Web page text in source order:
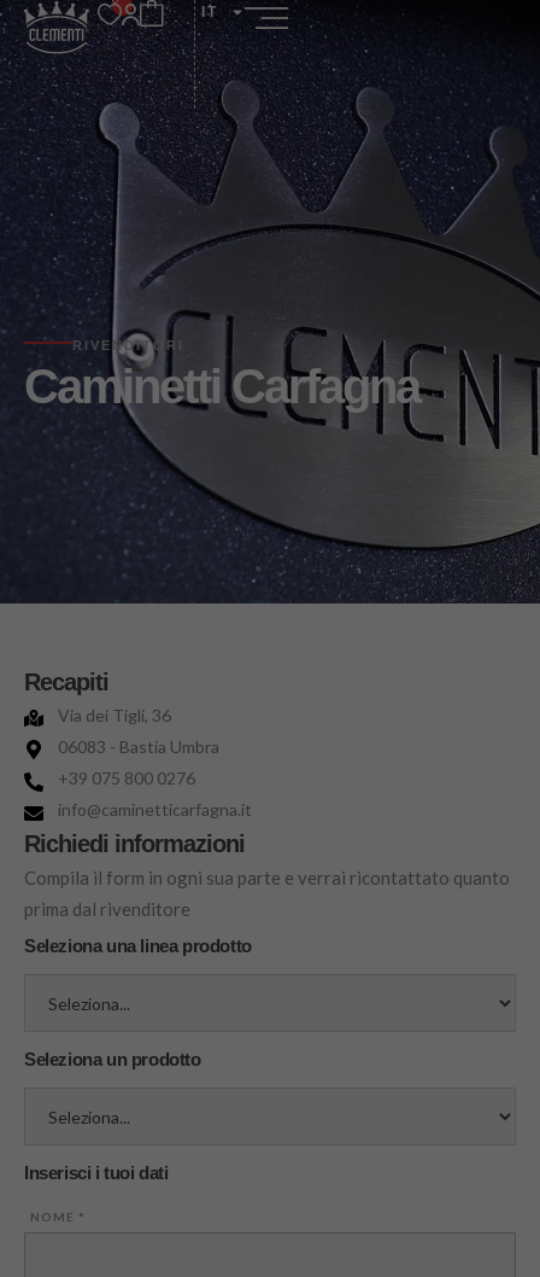
IT
RIVENDITORI
Caminetti Carfagna
Recapiti
Via dei Tigli, 36
06083 - Bastia Umbra
+39 075 800 0276
info@caminetticarfagna.it
Richiedi informazioni
Compila il form in ogni sua parte e verrai ricontattato quanto
prima dal rivenditore
Seleziona una linea prodotto
Seleziona un prodotto
Inserisci i tuoi dati
NOME *